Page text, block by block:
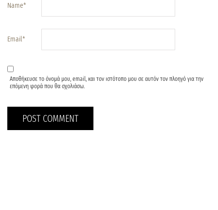
Name*
Email*
Αποθήκευσε το όνομά μου, email, και τον ιστότοπο μου σε αυτόν τον πλοηγό για την
επόμενη φορά που θα σχολιάσω.